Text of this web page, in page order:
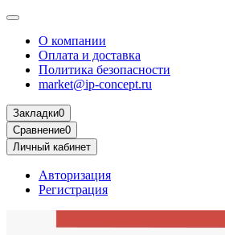
О компании
Оплата и доставка
Политика безопасности
market@ip-concept.ru
Закладки0
Сравнение0
Личный кабинет
Авторизация
Регистрация